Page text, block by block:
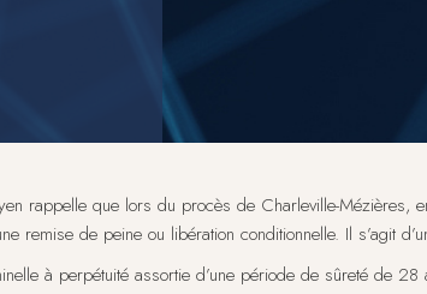
rappelle que lors du procès de Charleville-Mézières,
remise de peine ou libération conditionnelle. Il s’agit
à perpétuité assortie d’une période de sûreté de